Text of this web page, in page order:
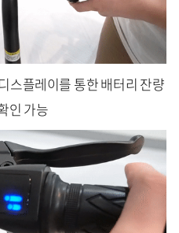
스플레이를 통한 배터리 잔량
인 가능